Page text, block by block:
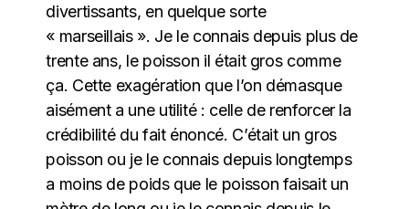
divertissants, en quelque sorte
« marseillais ». Je le connais depuis plus de
trente ans, le poisson il était gros comme
ça. Cette exagération que l’on démasque
aisément a une utilité : celle de renforcer la
crédibilité du fait énoncé. C’était un gros
poisson ou je le connais depuis longtemps
a moins de poids que le poisson faisait un